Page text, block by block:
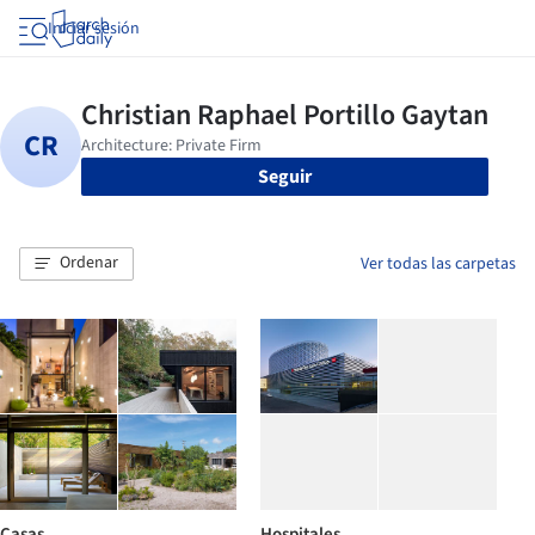
Iniciar sesión
Seguir
Ordenar Ver todas las carpetas